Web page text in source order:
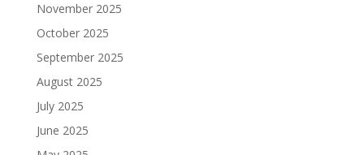
November 2025
October 2025
September 2025
August 2025
July 2025
June 2025